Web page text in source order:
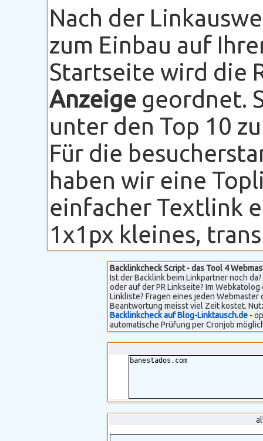
Nach der
zum Einbau auf
Startseite wird die
Anzeigegeordnet.
unter den Top 10
Für die
haben wir eine
einfacher Textlink
1x1px kleines,
Backlinkcheck Script - das Tool 4
Ist der Backlink beim Linkpartner noch
oder auf der PR Linkseite? Im Webkatolog
Linkliste? Fragen eines jeden Webmaster
Beantwortung meisst viel Zeit kostet.
Backlinkcheck auf Blog-Linktausch.de-
automatische Prüfung per Cronjob